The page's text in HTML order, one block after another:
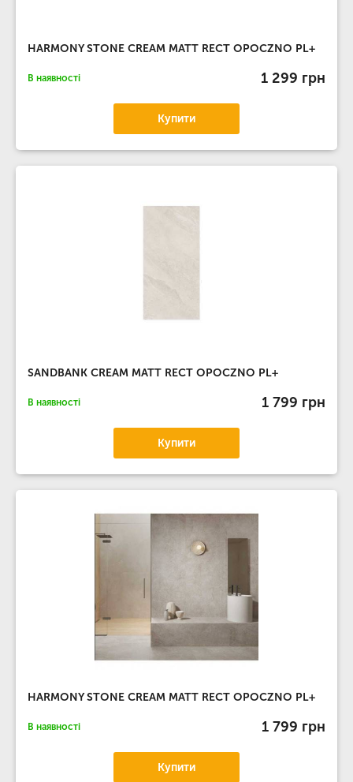
HARMONY STONE CREAM MATT RECT OPOCZNO PL+
В наявності 1 299 грн
Купити
SANDBANK CREAM MATT RECT OPOCZNO PL+
В наявності 1 799 грн
Купити
HARMONY STONE CREAM MATT RECT OPOCZNO PL+
В наявності 1 799 грн
Купити